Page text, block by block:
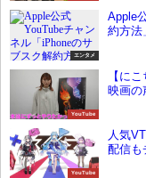
エンタメ
Apple
約方法
YouTube
【に
映画の
YouTube
人気
配信も